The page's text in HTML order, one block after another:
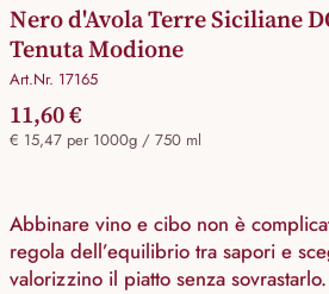
Nero d'Avola Terre Siciliane
Tenuta Modione
Art.Nr. 17165
11,60 €
€ 15,47 per 1000g / 750 ml
Abbinare vino e cibo non è
regola dell’equilibrio tra sapori e
valorizzino il piatto senza sovrastarlo.